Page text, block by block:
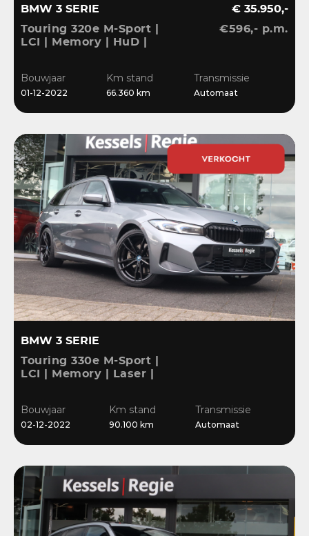
BMW 3 SERIE
Touring 320e M-Sport |
LCI | Memory | HuD |
Stoelverwarming
€ 35.950,-
€596,- p.m.
Bouwjaar
01-12-2022
Km stand
66.360 km
Transmissie
Automaat
BMW 3 SERIE
Touring 330e M-Sport |
LCI | Memory | Laser |
Camera
Bouwjaar
02-12-2022
Km stand
90.100 km
Transmissie
Automaat